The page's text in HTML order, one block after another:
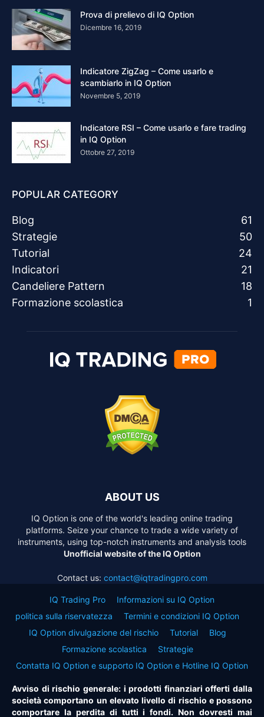
Prova di prelievo di IQ Option
Dicembre 16, 2019
Indicatore ZigZag – Come usarlo e
scambiarlo in IQ Option
Novembre 5, 2019
Indicatore RSI – Come usarlo e fare trading
in IQ Option
Ottobre 27, 2019
POPULAR CATEGORY
Blog
61
Strategie
50
Tutorial
24
Indicatori
21
Candeliere Pattern
18
Formazione scolastica
1
ABOUT US
IQ Option is one of the world's leading online trading
platforms. Seize your chance to trade a wide variety of
instruments, using top-notch instruments and analysis tools
Unofficial website of the IQ Option
Contact us: contact@iqtradingpro.com
IQ Trading Pro
Informazioni su IQ Option
politica sulla riservatezza
Termini e condizioni IQ Option
IQ Option divulgazione del rischio
Tutorial
Blog
Formazione scolastica
Strategie
Contatta IQ Option e supporto IQ Option e Hotline IQ Option
Avviso di rischio generale: i prodotti finanziari offerti dalla
società comportano un elevato livello di rischio e possono
comportare la perdita di tutti i fondi. Non dovresti mai